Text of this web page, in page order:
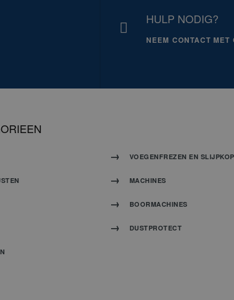
HULP NODIG?
NEEM CONTACT
VOEGENFREZEN EN
MACHINES
BOORMACHINES
DUSTPROTECT